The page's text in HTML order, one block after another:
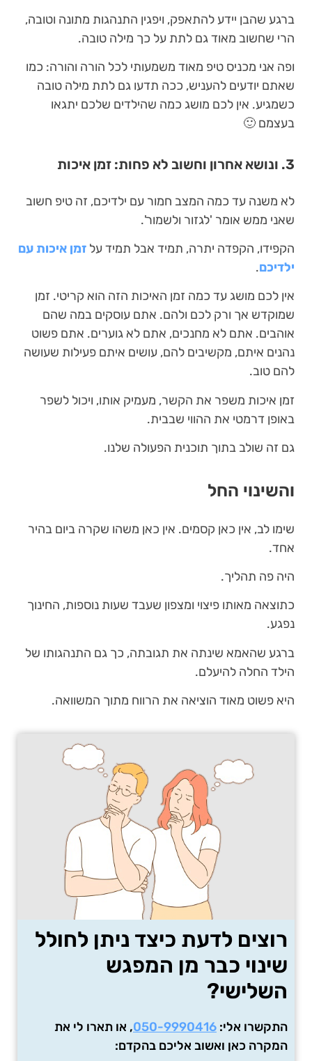
ברגע שהבן יידע להתאפק, ויפגין התנהגות מתונה וטובה,
הרי שחשוב מאוד גם לתת על כך מילה טובה.
ופה אני מכניס טיפ מאוד משמעותי לכל הורה והורה: כמו
שאתם יודעים להעניש, ככה תדעו גם לתת מילה טובה
כשמגיע. אין לכם מושג כמה שהילדים שלכם יתגאו
בעצמם 🙂
3. ונושא אחרון וחשוב לא פחות: זמן איכות
לא משנה עד כמה המצב חמור עם ילדיכם, זה טיפ חשוב
שאני ממש אומר 'לגזור ולשמור'.
הקפידו, הקפדה יתרה, תמיד אבל תמיד על זמן איכות עם
ילדיכם.
אין לכם מושג עד כמה זמן האיכות הזה הוא קריטי. זמן
שמוקדש אך ורק לכם ולהם. אתם עוסקים במה שהם
אוהבים. אתם לא מחנכים, אתם לא גוערים. אתם פשוט
נהנים איתם, מקשיבים להם, עושים איתם פעילות שעושה
להם טוב.
זמן איכות משפר את הקשר, מעמיק אותו, ויכול לשפר
באופן דרמטי את ההווי שבבית.
גם זה שולב בתוך תוכנית הפעולה שלנו.
והשינוי החל
שימו לב, אין כאן קסמים. אין כאן משהו שקרה ביום בהיר
אחד.
היה פה תהליך.
כתוצאה מאותו פיצוי ומצפון שעבד שעות נוספות, החינוך
נפגע.
ברגע שהאמא שינתה את תגובתה, כך גם התנהגותו של
הילד החלה להיעלם.
היא פשוט מאוד הוציאה את הרווח מתוך המשוואה.
רוצים לדעת כיצד ניתן לחולל
שינוי כבר מן המפגש
השלישי?
התקשרו אלי: 050-9990416, או תארו לי את
המקרה כאן ואשוב אליכם בהקדם: